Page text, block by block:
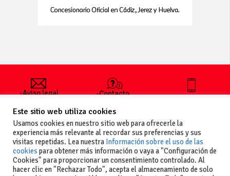
-Aviso legal
generales
de uso
-Política de
privacidad
-Política de
cookies
-Contacto
publicar un
anuncio
-Vende+
+34 627 35
Este sitio web utiliza cookies
Usamos cookies en nuestro sitio web para ofrecerle la
experiencia más relevante al recordar sus preferencias y sus
visitas repetidas. Lea nuestra Información sobre el uso de las
cookies para obtener más información o vaya a "Configuración de
Cookies" para proporcionar un consentimiento controlado. Al
hacer clic en "Rechazar Todo", acepta el almacenamiento de solo